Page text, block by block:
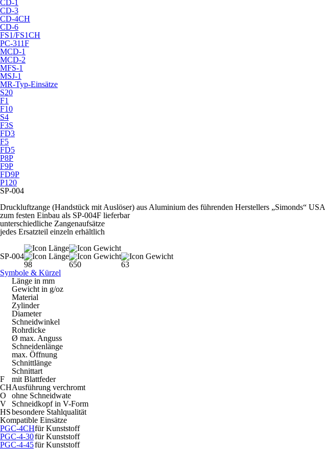
CD-1
CD-3
CD-4CH
CD-6
FS1/FS1CH
PC-311F
MCD-1
MCD-2
MFS-1
MSJ-1
MR-Typ-Einsätze
S20
F1
F10
S4
F3S
FD3
F5
FD5
P8P
F9P
FD9P
P120
SP-004
Druckluftzange (Handstück mit Auslöser) aus Aluminium des führenden Herstellers „Simonds“ USA
zum festen Einbau als SP-004F lieferbar
unterschiedliche Zangenaufsätze
jedes Ersatzteil einzeln erhältlich
SP-004
98
650
63
Symbole & Kürzel
Länge in mm
Gewicht in g/oz
Material
Zylinder
Diameter
Schneidwinkel
Rohrdicke
Ø max. Anguss
Schneidenlänge
max. Öffnung
Schnittlänge
Schnittart
F
mit Blattfeder
CHAusführung verchromt
O
ohne Schneidwate
V
Schneidkopf in V-Form
HSbesondere Stahlqualität
Kompatible Einsätze
PGC-4CHfür Kunststoff
PGC-4-30für Kunststoff
PGC-4-45für Kunststoff